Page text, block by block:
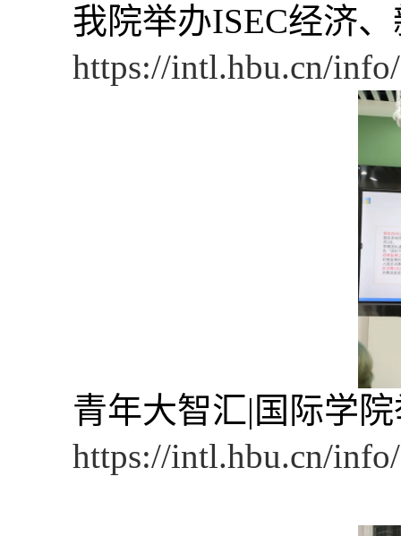
我院举办ISEC经济
https://intl.hbu.cn/
青年大智汇|国际学
https://intl.hbu.cn/